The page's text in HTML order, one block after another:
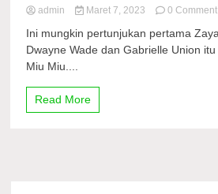
admin Maret 7, 2023 0 Comment
Ini mungkin pertunjukan pertama
Dwayne Wade dan Gabrielle Union
Miu Miu....
Read More